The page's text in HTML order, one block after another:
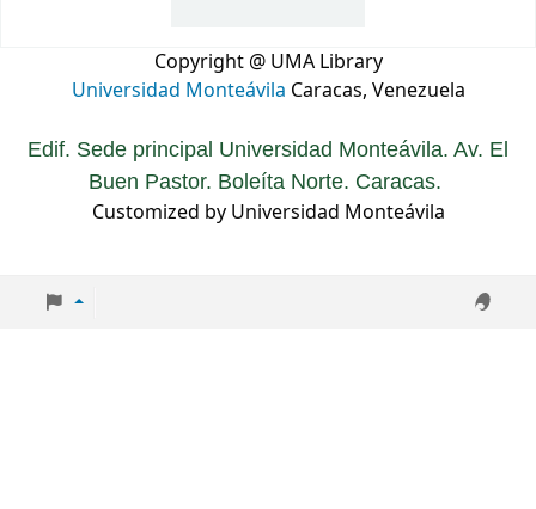
Copyright @ UMA Library
Universidad Monteávila Caracas, Venezuela
Edif. Sede principal Universidad Monteávila. Av. El
Buen Pastor. Boleíta Norte. Caracas.
Customized by Universidad Monteávila